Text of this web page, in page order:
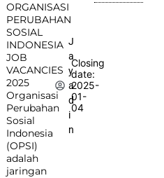
ORGANISASI
PERUBAHAN
SOSIAL
INDONESIA
JOB
VACANCIES
2025
Organisasi
Perubahan
Sosial
Indonesia
(OPSI)
adalah
jaringan
J
a
y
a
d
i
n
Closing
date:
2025-
01-
04